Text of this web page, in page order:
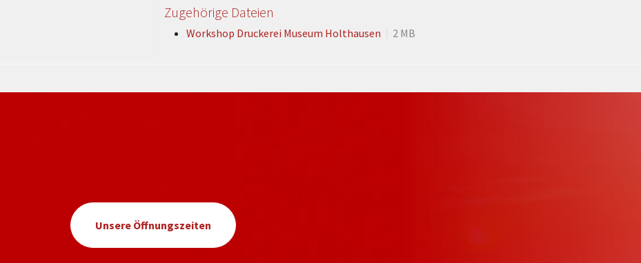
Zugehörige Dateien
Workshop Druckerei Museum Holthausen 2 MB
Unsere Öffnungszeiten